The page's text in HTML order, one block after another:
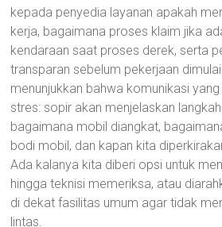
kepada penyedia layanan apakah
kerja, bagaimana proses klaim jika
kendaraan saat proses derek, serta
transparan sebelum pekerjaan
menunjukkan bahwa komunikasi
stres: sopir akan menjelaskan
bagaimana mobil diangkat,
bodi mobil, dan kapan kita
Ada kalanya kita diberi opsi untuk
hingga teknisi memeriksa, atau
di dekat fasilitas umum agar tidak
lintas.